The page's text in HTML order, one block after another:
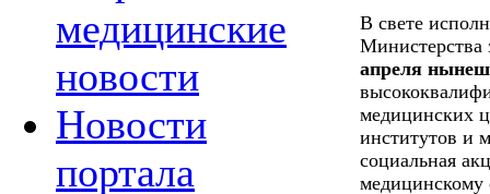
медицинские
новости
Новости
портала
В свете
Министерства
апреля
медицинских
институтов и
социальная
медицинскому